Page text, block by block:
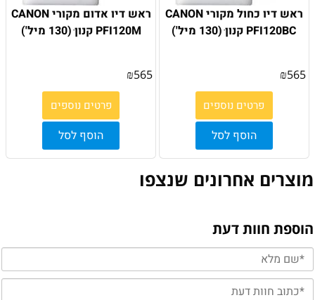
ראש דיו כחול מקורי CANON
PFI120BC קנון ׁ(130 מיל')
₪565
פרטים נוספים
הוסף לסל
ראש דיו אדום מקורי CANON
PFI120M קנון ׁ(130 מיל')
₪565
פרטים נוספים
הוסף לסל
מוצרים אחרונים שנצפו
הוספת חוות דעת